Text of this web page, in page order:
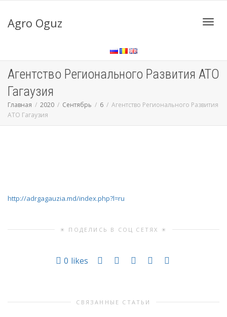
Agro Oguz
Агентство Регионального Развития АТО
Гагаузия
Главная 2020 Сентябрь 6
Агентство Регионального Развития
АТО Гагаузия
http://adrgagauzia.md/index.php?l=ru
☀ ПОДЕЛИСЬ В СОЦ СЕТЯХ ☀
0 likes
СВЯЗАННЫЕ СТАТЬИ